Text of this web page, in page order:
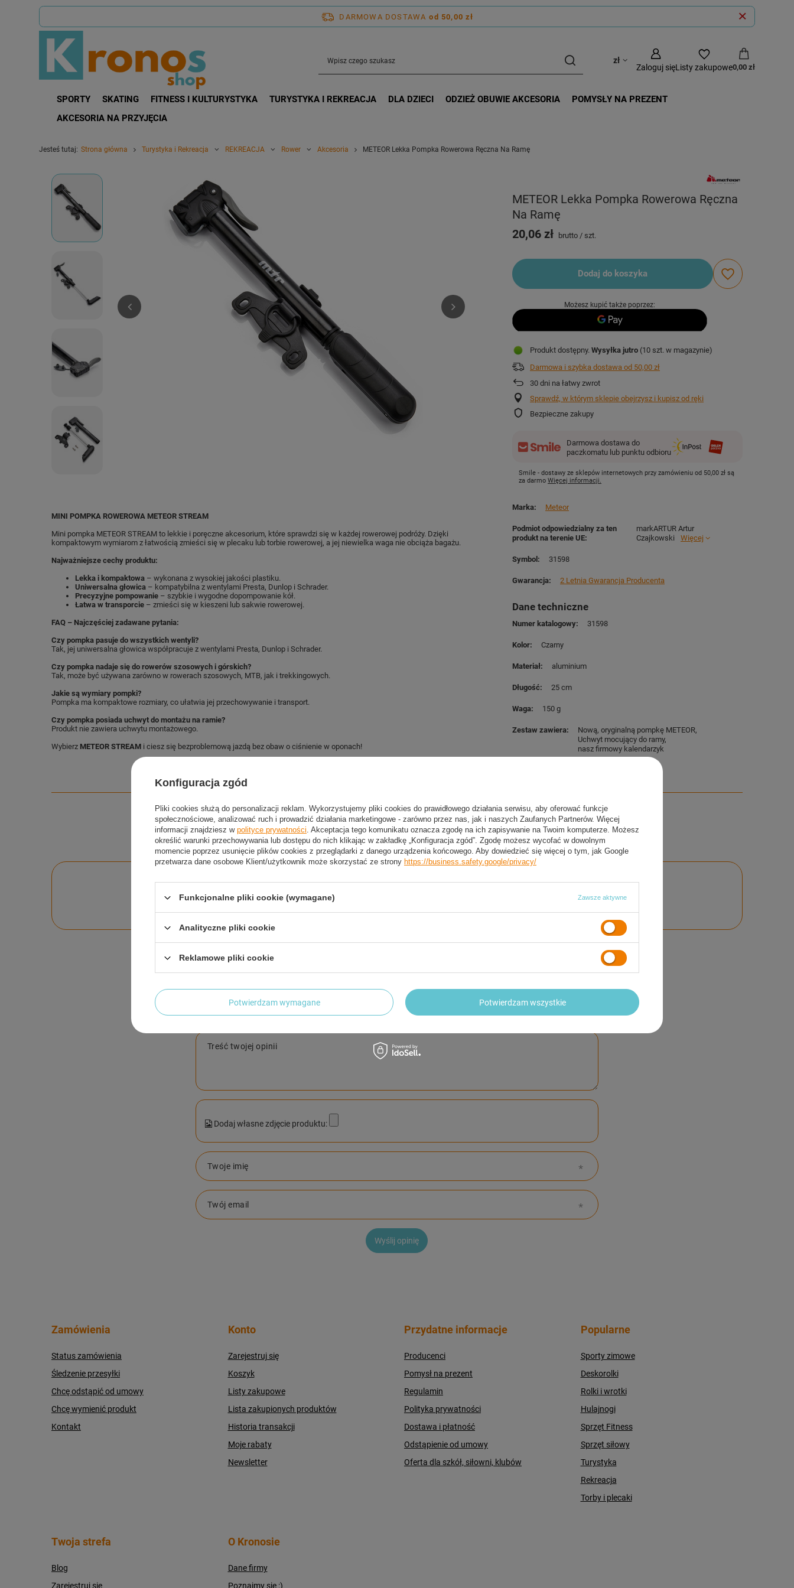
DARMOWA DOSTAWA od 50,00 zł
zł
Zaloguj sięListy zakupowe0,00 zł
SPORTY SKATING FITNESS I KULTURYSTYKA TURYSTYKA I REKREACJA DLA DZIECI ODZIEŻ OBUWIE AKCESORIA
POMYSŁY NA PREZENT
AKCESORIA NA PRZYJĘCIA
Jesteś tutaj: Strona główna Turystyka i Rekreacja REKREACJA Rower Akcesoria METEOR Lekka Pompka Rowerowa Ręczna Na Ramę
METEOR Lekka Pompka Rowerowa Ręczna
Na Ramę
20,06 zł
brutto / szt.
Dodaj do koszyka
Możesz kupić także poprzez:
Produkt dostępny Wysyłka jutro (10 szt. w magazynie)
Darmowa i szybka dostawa od 50,00 zł
30 dni na łatwy zwrot
Sprawdź, w którym sklepie obejrzysz i kupisz od ręki
Bezpieczne zakupy
Darmowa dostawa do
paczkomatu lub punktu odbioru
Smile - dostawy ze sklepów internetowych przy zamówieniu od 50,00 zł są
za darmoWięcej informacji.
MINI POMPKA ROWEROWA METEOR STREAM
Mini pompka METEOR STREAM to lekkie i poręczne akcesorium, które sprawdzi się w każdej rowerowej podróży. Dzięki
kompaktowym wymiarom z łatwością zmieści się w plecaku lub torbie rowerowej, a jej niewielka waga nie obciąża bagażu.
Najważniejsze cechy produktu:
Lekka i kompaktowa – wykonana z wysokiej jakości plastiku.
Uniwersalna głowica – kompatybilna z wentylami Presta, Dunlop i Schrader.
Precyzyjne pompowanie – szybkie i wygodne dopompowanie kół.
Łatwa w transporcie – zmieści się w kieszeni lub sakwie rowerowej.
FAQ – Najczęściej zadawane pytania:
Czy pompka pasuje do wszystkich wentyli?
Tak, jej uniwersalna głowica współpracuje z wentylami Presta, Dunlop i Schrader.
Czy pompka nadaje się do rowerów szosowych i górskich?
Tak, może być używana zarówno w rowerach szosowych, MTB, jak i trekkingowych.
Jakie są wymiary pompki?
Pompka ma kompaktowe rozmiary, co ułatwia jej przechowywanie i transport.
Czy pompka posiada uchwyt do montażu na ramie?
Produkt nie zawiera uchwytu montażowego.
Wybierz METEOR STREAM i ciesz się bezproblemową jazdą bez obaw o ciśnienie w oponach!
Marka Meteor
Podmiot odpowiedzialny za ten
produkt na terenie UE
markARTUR Artur
Czajkowski
Więcej
Symbol 31598
Gwarancja 2 Letnia Gwarancja Producenta
Dane techniczne
Numer katalogowy 31598
Kolor Czarny
Materiał aluminium
Długość 25 cm
Waga 150 g
Zestaw zawiera
Nową, oryginalną pompkę METEOR
Uchwyt mocujący do ramy
nasz firmowy kalendarzyk
2 LETNIA GWARANCJA PRODUCENTA
2 Letnia Gwarancja Producenta
Potrzebujesz pomocy? Masz pytania?
Zadaj pytanie a my odpowiemy niezwłocznie, najciekawsze pytania i odpowiedzi
Twoja ocena:
Treść twojej opinii
Dodaj własne zdjęcie produktu:
Twoje imię
Twój email
Wyślij opinię
Zamówienia
Status zamówienia
Śledzenie przesyłki
Chcę odstąpić od umowy
Chcę wymienić produkt
Kontakt
Konto
Zarejestruj się
Koszyk
Listy zakupowe
Lista zakupionych produktów
Historia transakcji
Moje rabaty
Newsletter
Przydatne informacje
Producenci
Pomysł na prezent
Regulamin
Polityka prywatności
Dostawa i płatność
Odstąpienie od umowy
Oferta dla szkół, siłowni, klubów
Popularne
Sporty zimowe
Deskorolki
Rolki i wrotki
Hulajnogi
Sprzęt Fitness
Sprzęt siłowy
Turystyka
Rekreacja
Torby i plecaki
Twoja strefa
Blog
Zarejestruj się
O Kronosie
Dane firmy
Poznajmy się :)
Konfiguracja zgód
Pliki cookies służą do personalizacji reklam. Wykorzystujemy pliki cookies do prawidłowego działania serwisu, aby oferować funkcje
społecznościowe, analizować ruch i prowadzić działania marketingowe - zarówno przez nas, jak i naszych Zaufanych Partnerów. Więcej
informacji znajdziesz w polityce prywatności. Akceptacja tego komunikatu oznacza zgodę na ich zapisywanie na Twoim komputerze. Możesz
określić warunki przechowywania lub dostępu do nich klikając w zakładkę „Konfiguracja zgód”. Zgodę możesz wycofać w dowolnym
momencie poprzez usunięcie plików cookies z przeglądarki z danego urządzenia końcowego. Aby dowiedzieć się więcej o tym, jak Google
przetwarza dane osobowe Klient/użytkownik może skorzystać ze strony https://business.safety.google/privacy/
Funkcjonalne pliki cookie (wymagane) Zawsze aktywne
Analityczne pliki cookie
Reklamowe pliki cookie
Potwierdzam wymagane Potwierdzam wszystkie